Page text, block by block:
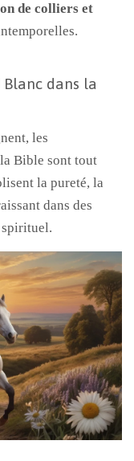
de colliers et
dans la
les
Bible sont tout
la pureté, la
dans des
spirituel.